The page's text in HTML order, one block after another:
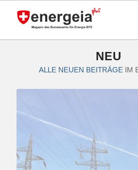
NEU
ALLE NEUEN BEITRÄGE IM